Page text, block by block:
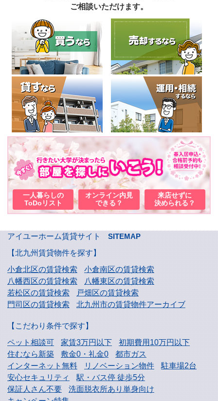
ご相談いただけます。
一人暮らしの
ToDoリスト
オンライン内見
できる？
来店せずに
決められる？
アイユーホーム賃貸サイト
SITEMAP
【北九州賃貸物件を探す】
小倉北区の賃貸検索
小倉南区の賃貸検索
八幡西区の賃貸検索
八幡東区の賃貸検索
若松区の賃貸検索
戸畑区の賃貸検索
門司区の賃貸検索
北九州市の賃貸物件アーカイブ
【こだわり条件で探す】
ペット相談可
家賃3万円以下
初期費用10万円以下
住むなら新築
敷金0・礼金0
都市ガス
インターネット無料
リノベーション物件
駐車場2台
安心セキュリティ
駅・バス停 徒歩5分
保証人さん不要
洗面脱衣所あり単身向け